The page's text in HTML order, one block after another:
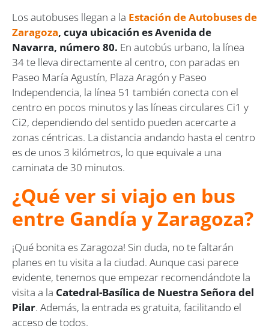
Los autobuses llegan a la Estación de Autobuses de
Zaragoza, cuya ubicación es Avenida de
Navarra, número 80. En autobús urbano, la línea
34 te lleva directamente al centro, con paradas en
Paseo María Agustín, Plaza Aragón y Paseo
Independencia, la línea 51 también conecta con el
centro en pocos minutos y las líneas circulares Ci1 y
Ci2, dependiendo del sentido pueden acercarte a
zonas céntricas. La distancia andando hasta el centro
es de unos 3 kilómetros, lo que equivale a una
caminata de 30 minutos.
¿Qué ver si viajo en bus
entre Gandía y Zaragoza?
¡Qué bonita es Zaragoza! Sin duda, no te faltarán
planes en tu visita a la ciudad. Aunque casi parece
evidente, tenemos que empezar recomendándote la
visita a la Catedral-Basílica de Nuestra Señora del
Pilar. Además, la entrada es gratuita, facilitando el
acceso de todos.